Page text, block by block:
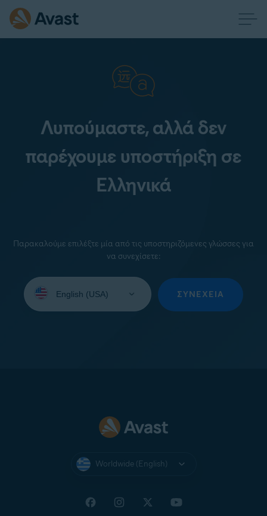
Λυπούμαστε, αλλά δεν
παρέχουμε υποστήριξη σε
Ελληνικά
Παρακαλούμε επιλέξτε μία από τις υποστηριζόμενες γλώσσες για
να συνεχίσετε:
your
ΣΥΝΈΧΕΙΑ
Worldwide (English)